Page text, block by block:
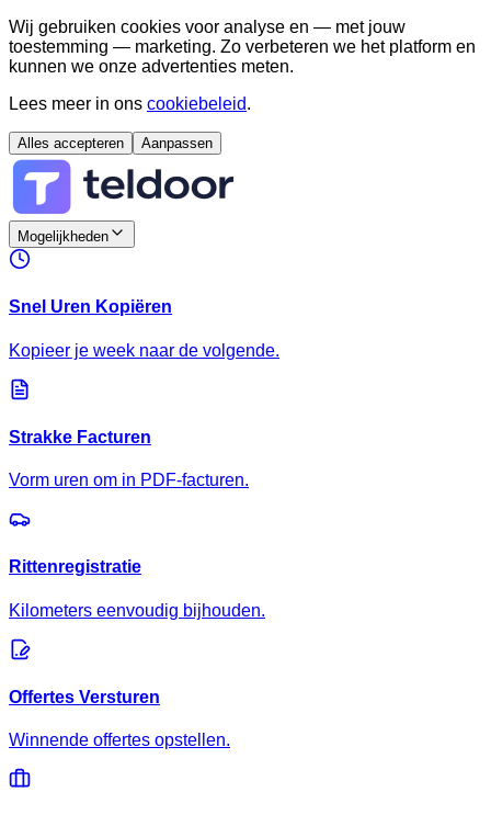
Wij gebruiken cookies voor analyse en — met jouw
toestemming — marketing. Zo verbeteren we het platform en
kunnen we onze advertenties meten.
Lees meer in ons cookiebeleid.
Alles accepteren Aanpassen
Mogelijkheden
Snel Uren Kopiëren
Kopieer je week naar de volgende.
Strakke Facturen
Vorm uren om in PDF-facturen.
Rittenregistratie
Kilometers eenvoudig bijhouden.
Offertes Versturen
Winnende offertes opstellen.